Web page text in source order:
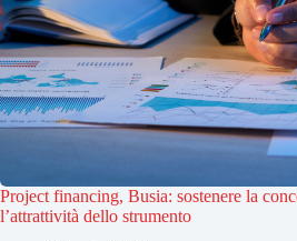
Project financing, Busia: sostenere la
l’attrattività dello strumento